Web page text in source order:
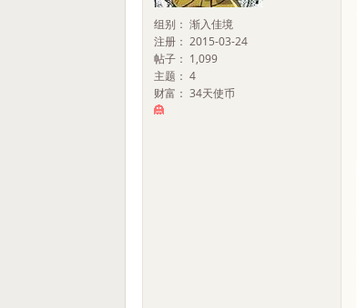
组别： 渐入佳境
注册： 2015-03-24
帖子： 1,099
主题： 4
财富： 34天使币